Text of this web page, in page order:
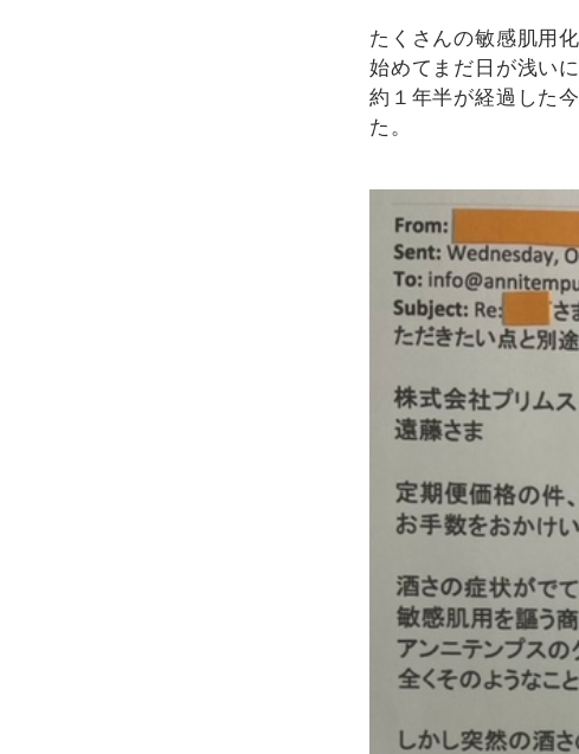
たくさんの敏感肌用
始めてまだ日が浅い
約１年半が経過した
た。